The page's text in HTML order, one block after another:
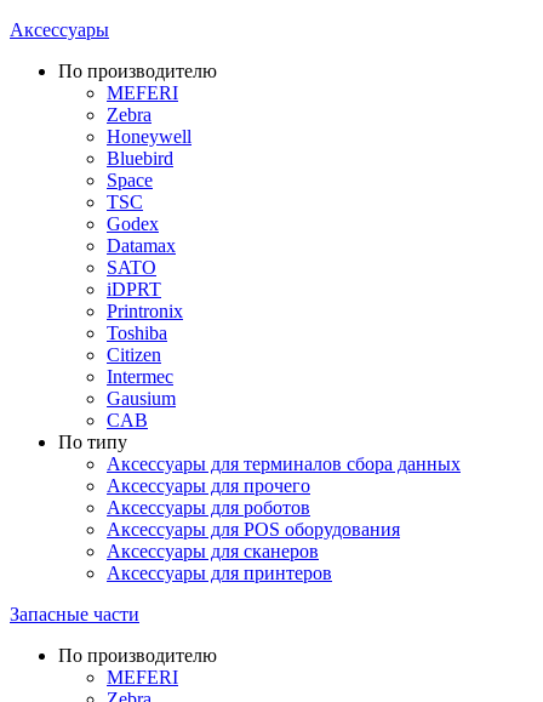
Аксессуары
По производителю
MEFERI
Zebra
Honeywell
Bluebird
Space
TSC
Godex
Datamax
SATO
iDPRT
Printronix
Toshiba
Citizen
Intermec
Gausium
CAB
По типу
Аксессуары для терминалов сбора данных
Аксессуары для прочего
Аксессуары для роботов
Аксессуары для POS оборудования
Аксессуары для сканеров
Аксессуары для принтеров
Запасные части
По производителю
MEFERI